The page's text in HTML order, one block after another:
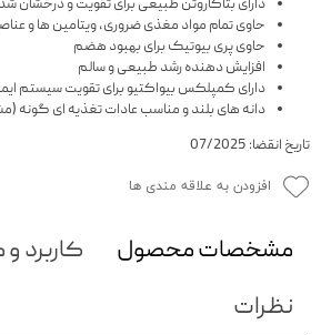
دارای بتاکاروتن طبیعی برای تقویت و درخشان
حاوی تمام مواد مغذی ضروری، ویتامین ها و
حاوی پری بیوتیک برای بهبود هضم
افزایش دهنده رشد طبیعی و سالم
دارای کمپلکس بیواکتیو برای تقویت سیستم
دانه های بلند و مناسب عادات تغذیه ای گونه
تاریخ انقضا: 07/2025
افزودن به علاقه مندی ها
مشخصات محصول
کاربرد و
نظرات